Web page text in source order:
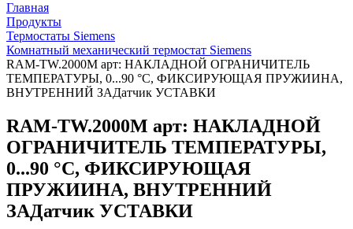
Главная
Продукты
Термостаты Siemens
Комнатный механический термостат Siemens
RAM-TW.2000M арт: НАКЛАДНОЙ ОГРАНИЧИТЕЛЬ
ТЕМПЕРАТУРЫ, 0...90 °C, ФИКСИРУЮЩАЯ ПРУЖИИНА,
ВНУТРЕННИЙ ЗАДатчик УСТАВКИ
RAM-TW.2000M арт: НАКЛАДНОЙ
ОГРАНИЧИТЕЛЬ ТЕМПЕРАТУРЫ,
0...90 °C, ФИКСИРУЮЩАЯ
ПРУЖИИНА, ВНУТРЕННИЙ
ЗАДатчик УСТАВКИ